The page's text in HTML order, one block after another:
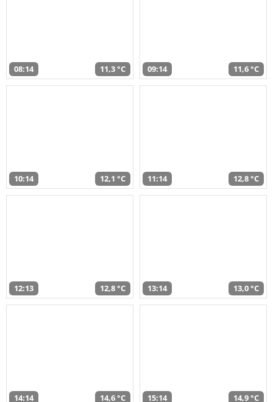
08:14 11,3 °C 09:14 11,6 °C
10:14 12,1 °C 11:14 12,8 °C
12:13 12,8 °C 13:14 13,0 °C
14:14 14,6 °C 15:14 14,9 °C